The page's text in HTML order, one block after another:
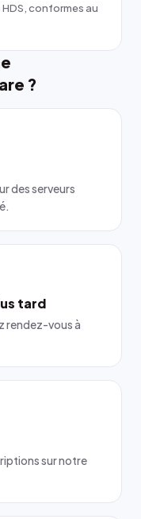
conformes au
?
des serveurs
tard
rendez-vous à
sur notre